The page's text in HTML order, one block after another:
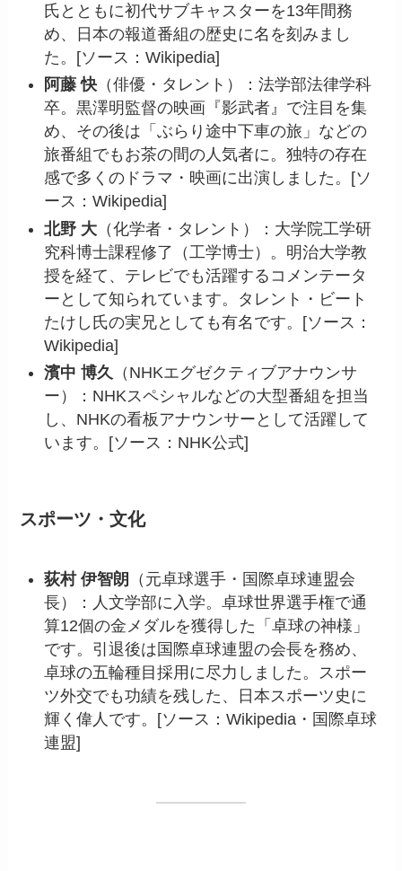
氏とともに初代サブキャスターを13年間務
め、日本の報道番組の歴史に名を刻みまし
た。[ソース：Wikipedia]
阿藤 快 （俳優・タレント）：法学部法律学科
卒。黒澤明監督の映画『影武者』で注目を集
め、その後は「ぶらり途中下車の旅」などの
旅番組でもお茶の間の人気者に。独特の存在
感で多くのドラマ・映画に出演しました。[ソ
ース：Wikipedia]
北野 大 （化学者・タレント）：大学院工学研
究科博士課程修了（工学博士）。明治大学教
授を経て、テレビでも活躍するコメンテータ
ーとして知られています。タレント・ビート
たけし氏の実兄としても有名です。[ソース：
Wikipedia]
濱中 博久 （NHKエグゼクティブアナウンサ
ー）：NHKスペシャルなどの大型番組を担当
し、NHKの看板アナウンサーとして活躍して
います。[ソース：NHK公式]
スポーツ・文化
荻村 伊智朗
（元卓球選手・国際卓球連盟会
長）：人文学部に入学。卓球世界選手権で通
算12個の金メダルを獲得した「卓球の神様」
です。引退後は国際卓球連盟の会長を務め、
卓球の五輪種目採用に尽力しました。スポー
ツ外交でも功績を残した、日本スポーツ史に
輝く偉人です。[ソース：Wikipedia・国際卓球
連盟]